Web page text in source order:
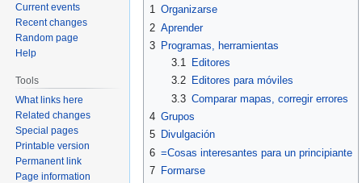
navigation
search
1 Organizarse
2 Aprender
3 Programas, herramientas
3.1
Editores
3.2
Editores para móviles
3.3 Comparar mapas, corregir errores
4 Grupos
5 Divulgación
6 =Cosas interesantes para un principiante
7 Formarse
Current events
Recent changes
Random page
Help
Tools
What links here
Related changes
Special pages
Printable version
Permanent link
Page information